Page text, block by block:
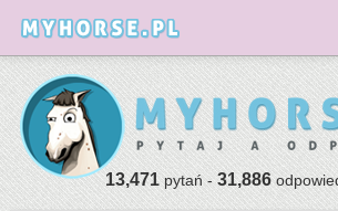
13,471pytań -31,886